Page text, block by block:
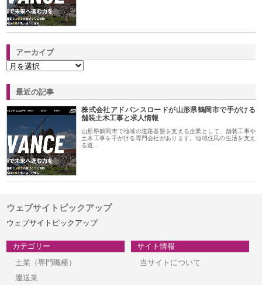
アーカイブ
最近の記事
株式会社アドバンスロードが山形県鶴岡市で手がける
舗装土木工事と求人情報
山形県鶴岡市で地域の道路基盤を支える企業として、舗装工事や
土木工事を手がける専門会社があります。地域住民の生活を支え
る道…
ウェブサイトピックアップ
ウェブサイトピックアップ
カテゴリー
士業（専門職種）
運送業
サイト情報
当サイトについて